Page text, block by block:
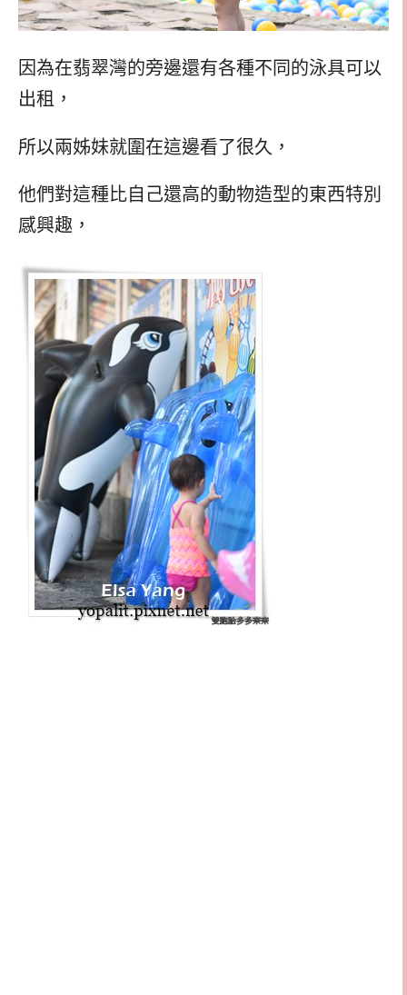
因為在翡翠灣的旁邊還有各種不同的泳具可以
出租，
所以兩姊妹就圍在這邊看了很久，
他們對這種比自己還高的動物造型的東西特別
感興趣，